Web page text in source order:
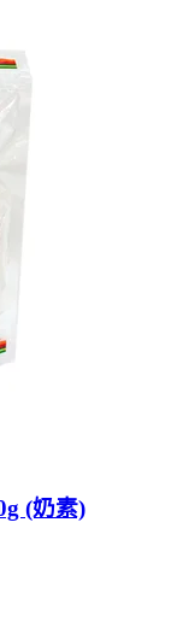
(奶素)